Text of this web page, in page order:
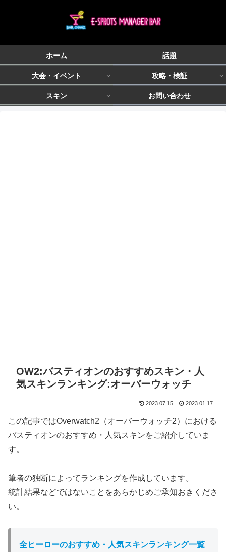
ホーム 話題
大会・イベント 攻略・検証
スキン お問い合わせ
OW2:バスティオンのおすすめスキン・人
気スキンランキング:オーバーウォッチ
2023.07.15 2023.01.17
この記事ではOverwatch2（オーバーウォッチ2）における
バスティオンのおすすめ・人気スキンをご紹介していま
す。
筆者の独断によってランキングを作成しています。
統計結果などではないことをあらかじめご承知おきくださ
い。
全ヒーローのおすすめ・人気スキンランキング一覧